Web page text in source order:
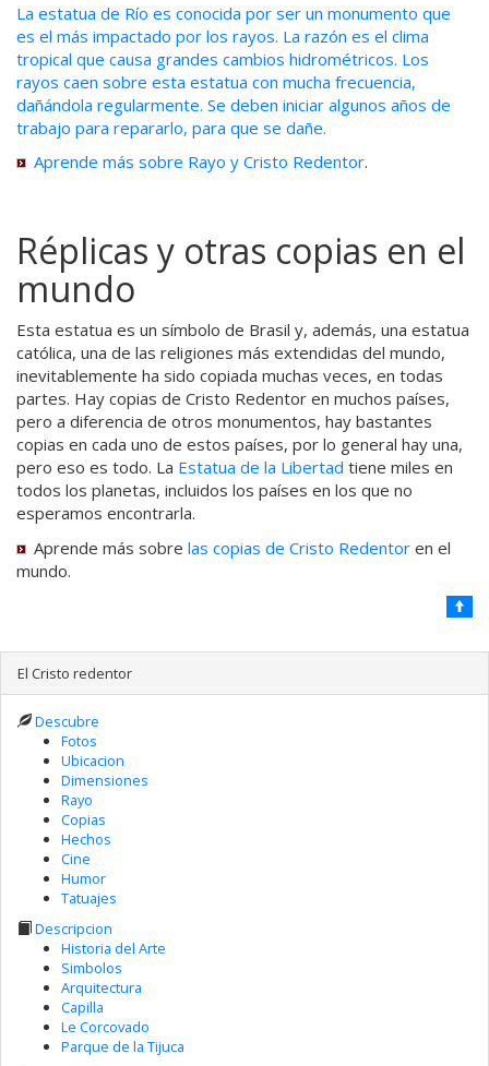
La estatua de Río es conocida por ser un monumento que
es el más impactado por los rayos. La razón es el clima
tropical que causa grandes cambios hidrométricos. Los
rayos caen sobre esta estatua con mucha frecuencia,
dañándola regularmente. Se deben iniciar algunos años de
trabajo para repararlo, para que se dañe.
Aprende más sobre Rayo y Cristo Redentor.
Réplicas y otras copias en el
mundo
Esta estatua es un símbolo de Brasil y, además, una estatua
católica, una de las religiones más extendidas del mundo,
inevitablemente ha sido copiada muchas veces, en todas
partes. Hay copias de Cristo Redentor en muchos países,
pero a diferencia de otros monumentos, hay bastantes
copias en cada uno de estos países, por lo general hay una,
pero eso es todo. La Estatua de la Libertad tiene miles en
todos los planetas, incluidos los países en los que no
esperamos encontrarla.
Aprende más sobre las copias de Cristo Redentor en el
mundo.
El Cristo redentor
Descubre
Fotos
Ubicacion
Dimensiones
Rayo
Copias
Hechos
Cine
Humor
Tatuajes
Descripcion
Historia del Arte
Simbolos
Arquitectura
Capilla
Le Corcovado
Parque de la Tijuca